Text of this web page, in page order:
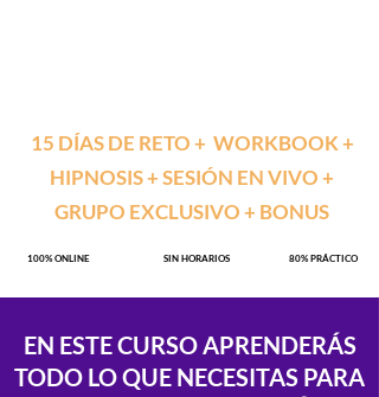
100% ONLINE SIN HORARIOS​ 80% PRÁCTICO
15 DÍAS DE RETO + WORKBOOK +
HIPNOSIS + SESIÓN EN VIVO +
GRUPO EXCLUSIVO + BONUS
EN ESTE CURSO APRENDERÁS
TODO LO QUE NECESITAS PARA